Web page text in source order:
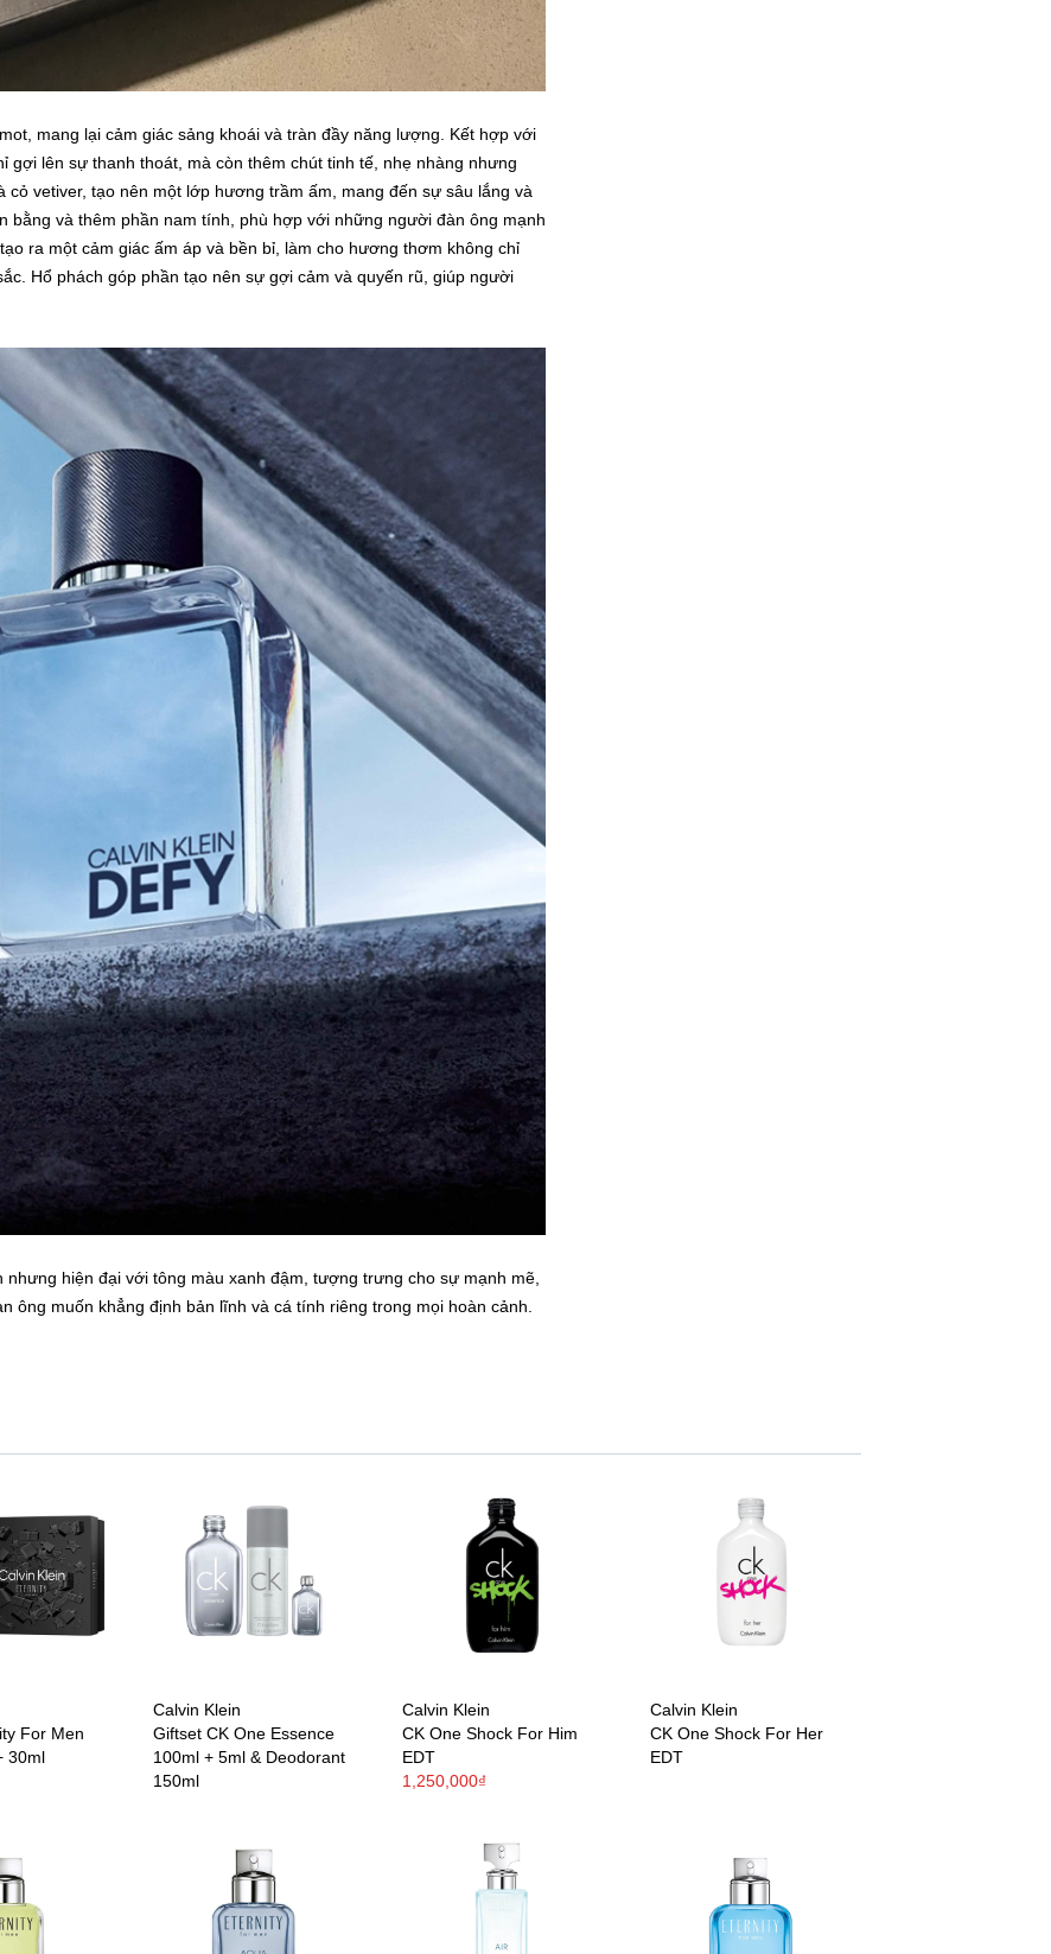
mang lại cảm giác sảng khoái và tràn đầy năng lượng. Kết hợp với
gợi lên sự thanh thoát, mà còn thêm chút tinh tế, nhẹ nhàng nhưng
vetiver, tạo nên một lớp hương trầm ấm, mang đến sự sâu lắng và
bằng và thêm phần nam tính, phù hợp với những người đàn ông mạnh
ra một cảm giác ấm áp và bền bỉ, làm cho hương thơm không chỉ
Hổ phách góp phần tạo nên sự gợi cảm và quyến rũ, giúp người
nhưng hiện đại với tông màu xanh đậm, tượng trưng cho sự mạnh mẽ,
ông muốn khẳng định bản lĩnh và cá tính riêng trong mọi hoàn cảnh.
For Men
30ml
Calvin Klein
Giftset CK One Essence
100ml + 5ml & Deodorant
150ml
Calvin Klein
CK One Shock For Him
EDT
1,250,000₫
Calvin Klein
CK One Shock For Her
EDT